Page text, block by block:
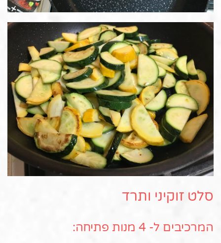
סלט זוקיני ותרד
המרכיבים ל- 4 מנות פתיחה: